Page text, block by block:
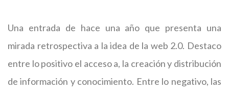
Una entrada de hace una año que presenta una
mirada retrospectiva a la idea de la web 2.0. Destaco
entre lo positivo el acceso a, la creación y distribución
de información y conocimiento. Entre lo negativo, las